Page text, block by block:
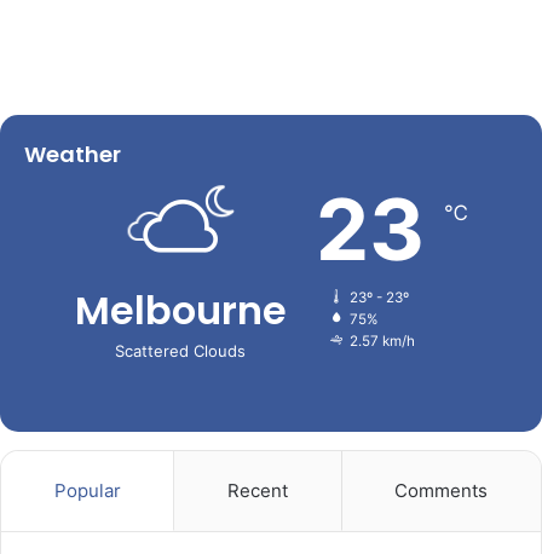
Weather
Melbourne
Scattered Clouds
23 ℃
23º - 23º
75%
2.57 km/h
Popular Recent Comments